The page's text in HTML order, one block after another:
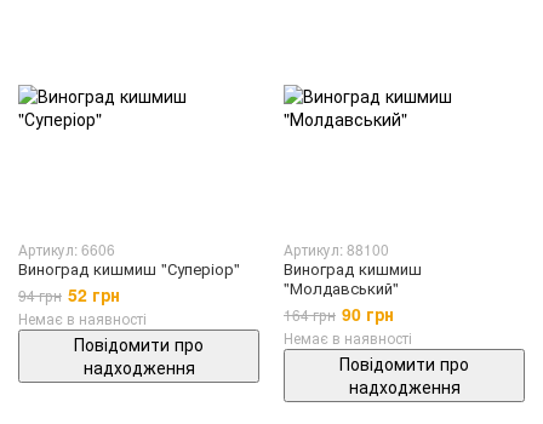
Артикул: 6606
Виноград кишмиш "Суперіор"
94 грн 52 грн
Немає в наявності
Повідомити про
надходження
Артикул: 88100
Виноград кишмиш
"Молдавський"
164 грн 90 грн
Немає в наявності
Повідомити про
надходження